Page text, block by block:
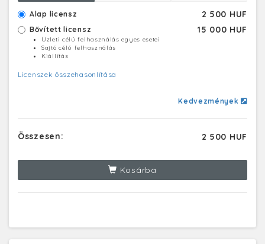
Alap licensz 2 500 HUF
Bővített licensz 15 000 HUF
Üzleti célú felhasználás egyes esetei
Sajtó célú felhasználás
Kiállítás
Licenszek összehasonlítása
Kedvezmények
Összesen: 2 500 HUF
Kosárba